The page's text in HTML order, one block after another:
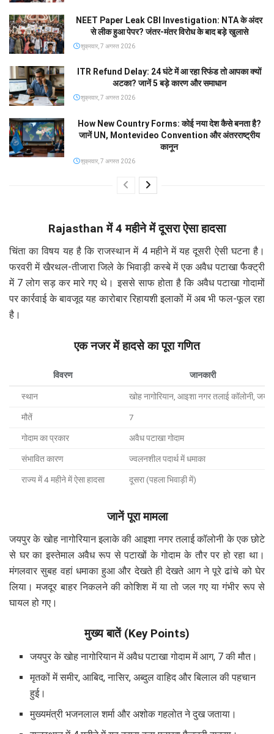
NEET Paper Leak CBI Investigation: NTA के अंदर
से लीक हुआ पेपर? जंतर-मंतर विरोध के बाद बड़े खुलासे
शुक्रवार, 7 अगस्त 2026
ITR Refund Delay: 24 घंटे में आ रहा रिफंड तो आपका क्यों
अटका? जानें 5 बड़े कारण और समाधान
शुक्रवार, 7 अगस्त 2026
How New Country Forms: कोई नया देश कैसे बनता है?
जानें UN, Montevideo Convention और अंतरराष्ट्रीय
कानून
शुक्रवार, 7 अगस्त 2026
Rajasthan में 4 महीने में दूसरा ऐसा हादसा
चिंता का विषय यह है कि राजस्थान में 4 महीने में यह दूसरी ऐसी घटना है।
फरवरी में खैरथल-तीजारा जिले के भिवाड़ी कस्बे में एक अवैध पटाखा फैक्ट्री
में 7 लोग सड़ कर मारे गए थे। इससे साफ होता है कि अवैध पटाखा गोदामों
पर कार्रवाई के बावजूद यह कारोबार रिहायशी इलाकों में अब भी फल-फूल रहा
है।
एक नजर में हादसे का पूरा गणित
विवरण जानकारी
स्थान खोह नागोरियान, आइशा नगर तलाई कॉलोनी,
मौतें 7
गोदाम का प्रकार अवैध पटाखा गोदाम
संभावित कारण ज्वलनशील पदार्थ में धमाका
राज्य में 4 महीने में ऐसा हादसा दूसरा (पहला भिवाड़ी में)
जानें पूरा मामला
जयपुर के खोह नागोरियान इलाके की आइशा नगर तलाई कॉलोनी के एक छोटे
से घर का इस्तेमाल अवैध रूप से पटाखों के गोदाम के तौर पर हो रहा था।
मंगलवार सुबह वहां धमाका हुआ और देखते ही देखते आग ने पूरे ढांचे को घेर
लिया। मजदूर बाहर निकलने की कोशिश में या तो जल गए या गंभीर रूप से
घायल हो गए।
मुख्य बातें (Key Points)
जयपुर के खोह नागोरियान में अवैध पटाखा गोदाम में आग, 7 की मौत।
मृतकों में समीर, आबिद, नासिर, अब्दुल वाहिद और बिलाल की पहचान
हुई।
मुख्यमंत्री भजनलाल शर्मा और अशोक गहलोत ने दुख जताया।